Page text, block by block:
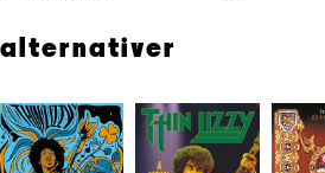
alternativer